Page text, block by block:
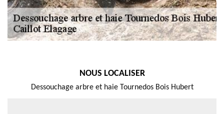
NOUS LOCALISER
Dessouchage arbre et haie Tournedos Bois Hubert